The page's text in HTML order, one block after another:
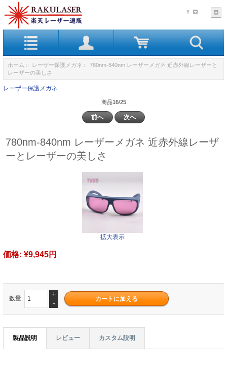
¥
ホーム :: レーザー保護メガネ :: 780nm-840nm レーザーメガネ 近赤外線レーザーと
レーザーの美しさ
レーザー保護メガネ
商品16/25
前へ 次へ
780nm-840nm レーザーメガネ 近赤外線レーザ
ーとレーザーの美しさ
拡大表示
価格: ¥9,945円
数量.
+
-
製品説明 レビュー カスタム説明